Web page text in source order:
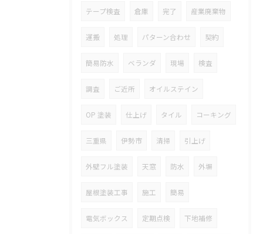
テープ検査 倉庫 完了 産業廃棄物
運搬 処理 パターン合わせ 契約
簡易防水 ベランダ 現場 検査
調査 ご近所 オイルステイン
OP 塗装 仕上げ タイル コーキング
三重県 伊勢市 清掃 引上げ
外壁フル塗装 天窓 防水 外塀
屋根塗装工事 施工 簡易
電気ボックス 定期点検 下地補修